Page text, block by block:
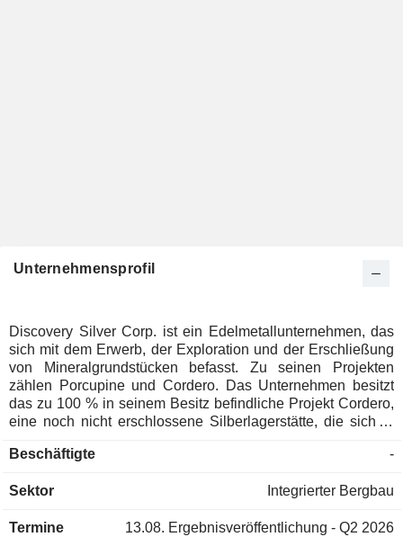
Unternehmensprofil
Discovery Silver Corp. ist ein Edelmetallunternehmen, das
sich mit dem Erwerb, der Exploration und der Erschließung
von Mineralgrundstücken befasst. Zu seinen Projekten
zählen Porcupine und Cordero. Das Unternehmen besitzt
das zu 100 % in seinem Besitz befindliche Projekt Cordero,
eine noch nicht erschlossene Silberlagerstätte, die sich in
mexikanischen Bundesstaat Chihuahua befindet. Die
Fläche von rund 1.400 Quadratkilometern (km²) in und um
Porcupine umfasst die Bergbaukonzessionen Hoyle Pond,
Beschäftigte -
Sektor Integrierter Bergbau
Termine 13.08. Ergebnisveröffentlichung - Q2 2026